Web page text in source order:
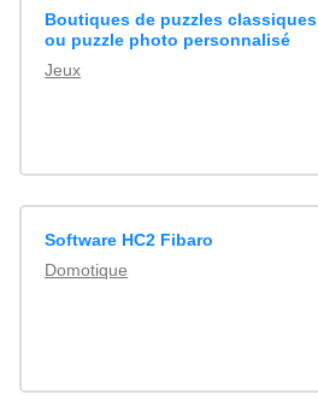
Boutiques de puzzles classiques
ou puzzle photo personnalisé
Jeux
Software HC2 Fibaro
Domotique